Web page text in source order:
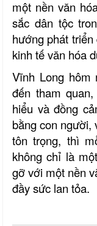
một nền văn
sắc dân tộc
hướng phát
kinh tế văn hóa
Vĩnh Long hôm
đến tham
hiểu và đồng
bằng con người,
tôn trọng, thì
không chỉ là
gỡ với một nền
đầy sức lan tỏa.